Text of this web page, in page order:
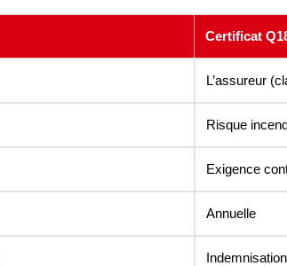
Certificat
L’assureur
Risque
Exigence
Annuelle